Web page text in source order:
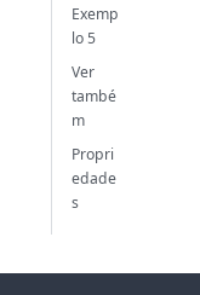
Exemp
lo 5
Ver
també
m
Propri
edade
s